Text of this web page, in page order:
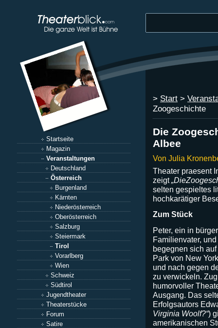
Startseite
Magazin
Veranstaltungen
Deutschland
Österreich
Burgenland
Kärnten
Niederösterreich
Oberösterreich
Salzburg
Steiermark
Tirol
Vorarlberg
Wien
Schweiz
Südtirol
Jugendtheater
Theaterstücke
Forum
Satire
> Start >
Zoogeschichte
Die
Albee
Von Julia
Theater praesent
zeigt
selten gespieltes
hochkarätiger
Zum Stück
Peter, ein in
Familienvater,
begegnen sich
Park von New
und nach gegen
zu verwickeln.
humorvoller
Ausgang. Das
Erfolgsautors
Virginia Woolf?“)
amerikanischen